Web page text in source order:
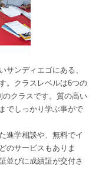
サンディエゴにある、
。クラスレベルは6つの
クラスです。質の高い
でしっかり学ぶ事がで
進学相談や、無料でイ
のサービスもありま
並びに成績証が交付さ